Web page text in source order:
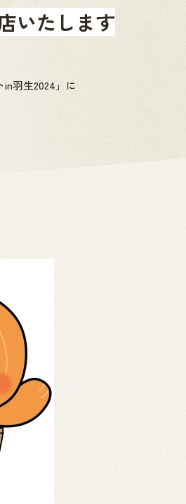
いたします
in羽生2024」に